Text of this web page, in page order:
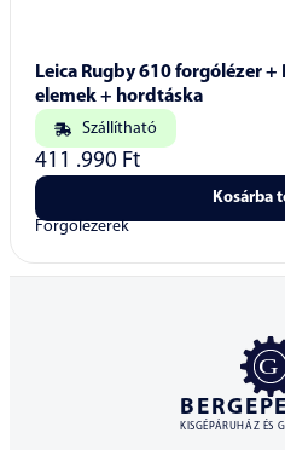
Leica Rugby 610 forgólézer
elemek + hordtáska
Szállítható
411 .990 Ft
Kosárba
Forgólézerek
KISGÉPÁRUHÁZ ÉS